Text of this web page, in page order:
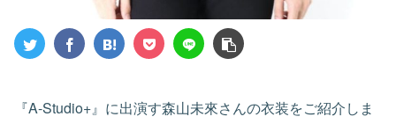
『A-Studio+』に出演す森山未來さんの衣装をご紹介しま